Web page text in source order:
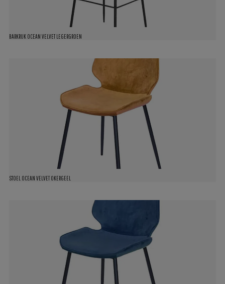
BARKRUK OCEAN VELVET LEGERGROEN
STOEL OCEAN VELVET OKERGEEL